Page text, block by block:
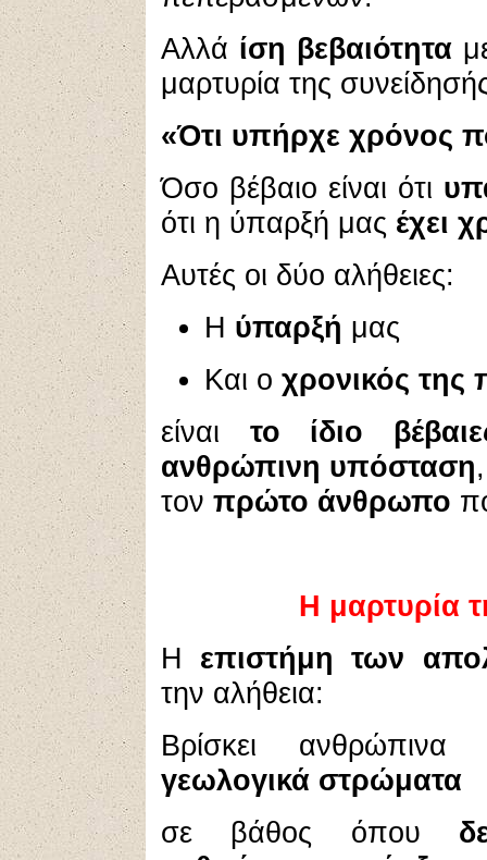
Αλλά ίση βεβαιότητα
μαρτυρία της
«Ότι υπήρχε χρόνος
Όσο βέβαιο είναι ότι
ότι η ύπαρξή μας έχει
Αυτές οι δύο αλήθειες:
Η ύπαρξή μας
Και ο χρονικός της
είναι το ίδιο
ανθρώπινη υπόσταση
τον πρώτο άνθρωπο
Η μαρτυρία
Η επιστήμη των
την αλήθεια:
Βρίσκει
γεωλογικά στρώματα
σε βάθος όπου